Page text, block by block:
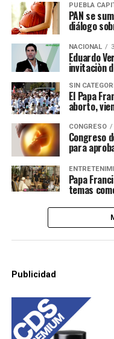
PUEBLA
PAN se
diálogo
NACIONAL
Eduardo
invitaciòn
SIN
El Papa
aborto,
CONGRESO
Congreso
para
Papa
temas
Publicidad